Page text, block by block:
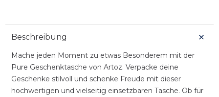
Beschreibung
Mache jeden Moment zu etwas Besonderem mit der
Pure Geschenktasche von Artoz. Verpacke deine
Geschenke stilvoll und schenke Freude mit dieser
hochwertigen und vielseitig einsetzbaren Tasche. Ob für